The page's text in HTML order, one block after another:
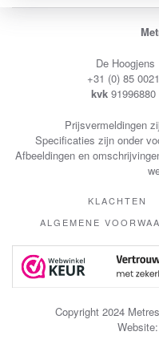
De
+31 (0) 85
kvk 91996880
Prijsvermeldingen
Specificaties zijn onder
Afbeeldingen en
KLACHTEN
ALGEMENE
Copyright 2024
Website: